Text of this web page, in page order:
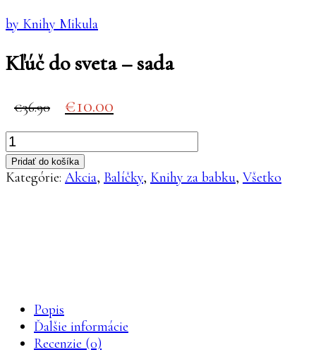
by Knihy Mikula
Kľúč do sveta – sada
36.90
Original
price
was:
€36.90.
10.00
price
is:
€10.00.
množstvo
Kľúč
do
sveta
Pridať do košíka
Kategórie: Akcia, Balíčky, Knihy za babku, Všetko
Popis
Ďalšie informácie
Recenzie (0)